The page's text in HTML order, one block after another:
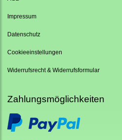
Impressum
Datenschutz
Cookieeinstellungen
Widerrufsrecht & Widerrufsformular
Zahlungsmöglichkeiten